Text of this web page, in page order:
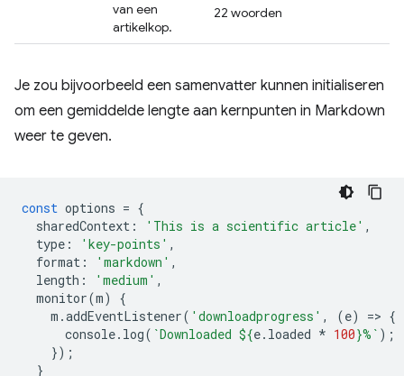
van een
artikelkop.
22 woorden
Je zou bijvoorbeeld een samenvatter kunnen initialiseren
om een ​​gemiddelde lengte aan kernpunten in Markdown
weer te geven.
const options = {
sharedContext : 'This is a scientific article' ,
type : 'key-points' ,
format : 'markdown' ,
length : 'medium' ,
monitor(m)
{
m .addEventListener( 'downloadprogress' , (e) => {
console. log( `Downloaded ${e. loaded * 100}%` );
});
}